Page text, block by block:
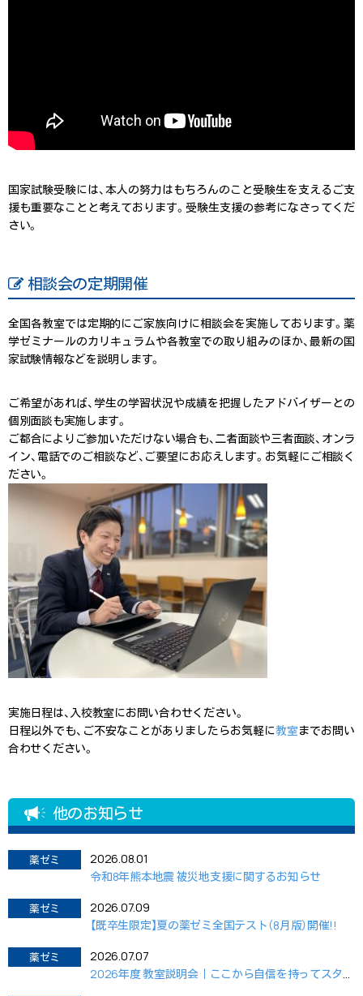
国家試験受験には、本人の努力はもちろんのこと受験生を支えるご支
援も重要なことと考えております。受験生支援の参考になさってくだ
さい。
相談会の定期開催
全国各教室では定期的にご家族向けに相談会を実施しております。薬
学ゼミナールのカリキュラムや各教室での取り組みのほか、最新の国
家試験情報などを説明します。
ご希望があれば、学生の学習状況や成績を把握したアドバイザーとの
個別面談も実施します。
ご都合によりご参加いただけない場合も、二者面談や三者面談、オンラ
イン、電話でのご相談など、ご要望にお応えします。お気軽にご相談く
ださい。
実施日程は、入校教室にお問い合わせください。
日程以外でも、ご不安なことがありましたらお気軽に教室までお問い
合わせください。
他のお知らせ
薬ゼミ
2026.08.01
令和8年熊本地震 被災地支援に関するお知らせ
薬ゼミ
2026.07.09
【既卒生限定】夏の薬ゼミ全国テスト（8月版）開催!!
薬ゼミ
2026.07.07
2026年度 教室説明会｜ここから自信を持ってスタートするために。